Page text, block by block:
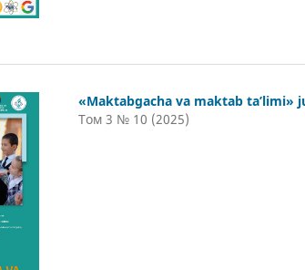
«Maktabgacha va maktab ta’limi»
Том 3 № 10 (2025)